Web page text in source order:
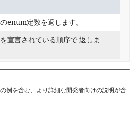
enum定数を返します。
宣言されている順序で 返しま
例を含む、より詳細な開発者向けの説明が含